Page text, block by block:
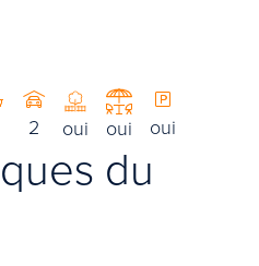
2 oui oui oui
du